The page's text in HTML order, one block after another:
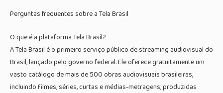
Perguntas frequentes sobre a Tela Brasil
O que é a plataforma Tela Brasil?
A Tela Brasil é o primeiro serviço público de streaming audiovisual do
Brasil, lançado pelo governo federal. Ele oferece gratuitamente um
vasto catálogo de mais de 500 obras audiovisuais brasileiras,
incluindo filmes, séries, curtas e médias-metragens, produzidas